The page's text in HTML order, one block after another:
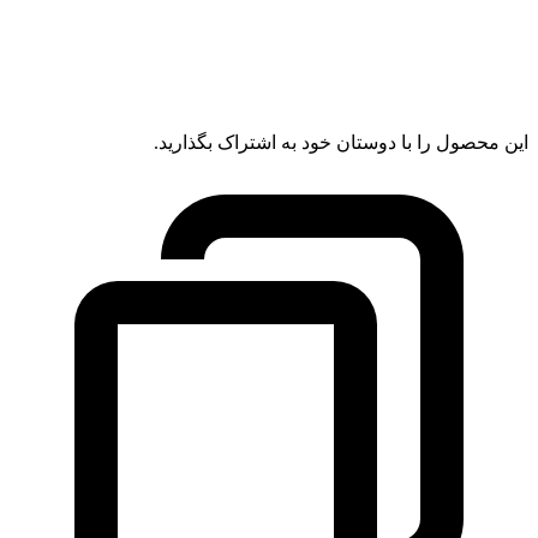
این محصول را با دوستان خود به اشتراک بگذارید.